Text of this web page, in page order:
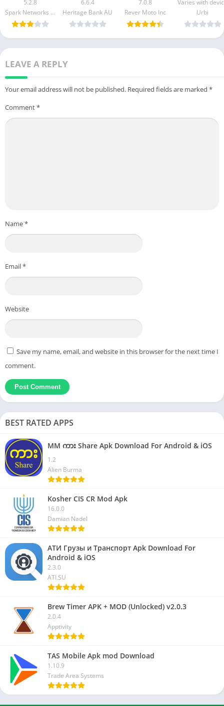
apk mod
5.2.8
Spark Networks Services GmbH
Apk v5.2.1020
Free
Download
6.6.4
Heritage Bank AU
Mod APK 7.0.3
[Unlocked]
[Pro]
7.0.8
Rever Moto Inc
Apk [Free
purchase]
[Premium]
Varies with
Urbi
LEAVE A REPLY
Your email address will not be published. Required fields are marked *
Comment*
Name*
Email*
Website
Save my name, email, and website in this browser for the next time I
comment.
BEST RATED APPS
MM ကား Share Apk Download For Android & iOS
1.2
Alien Burma
Kosher CIS CR Mod Apk
16.0.0
Damian Nadel
АТИ Грузы и Транспорт Apk Download For
Android & iOS
2.3.0
ATI.SU
Brew Timer APK + MOD (Unlocked) v2.0.3
2.0.4
Apptivity
TAS Mobile Apk mod Download
1.10.9
Trade Area Systems